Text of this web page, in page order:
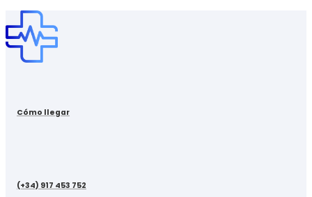
Cómo llegar
(+34) 917 453 752